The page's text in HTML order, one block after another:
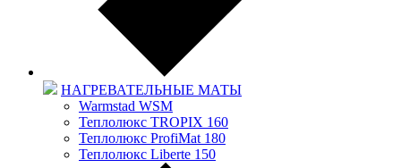
НАГРЕВАТЕЛЬНЫЕ МАТЫ
Warmstad WSM
Теплолюкс TROPIX 160
Теплолюкс ProfiMat 180
Теплолюкс Liberte 150